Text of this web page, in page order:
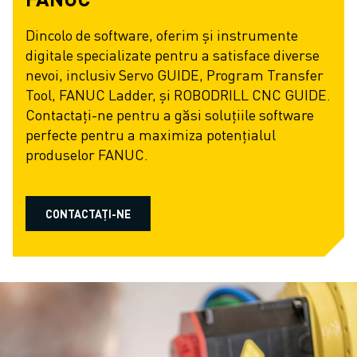
FANUC ACADEMY
SOLUȚII PENTRU INDUSTRII
SOLUȚII EDUCAȚIONALE
WORLDSKILLS ȘI TINERELE TALENTE
EVENIMENTE EDUCAȚIONALE
ȘTIRI ȘI MEDIA
ȘTIRI ȘI MEDIA
EVENIMENTE
DESPRE FANUC
DESPRE FANUC
FANUC ÎN EUROPA
LOCAȚIILE NOASTRE
ALĂTURAȚI-VĂ ECHIPEI FANUC » CARIERĂ
Dincolo de software, oferim și instrumente
digitale specializate pentru a satisface diverse
nevoi, inclusiv Servo GUIDE, Program Transfer
Tool, FANUC Ladder, și ROBODRILL CNC GUIDE.
Contactați-ne pentru a găsi soluțiile software
perfecte pentru a maximiza potențialul
produselor FANUC.
CONTACTAȚI-NE